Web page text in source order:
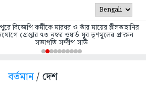
বিজেপি কর্মীকে মারধর ও তাঁর মায়ের শ্লীলতাহানির
গ্রেপ্তার ৭৩ নম্বর ওয়ার্ড যুব তৃণমূলের প্রাক্তন
সভাপতি সন্দীপ সাউ
বর্তমান/ দেশ